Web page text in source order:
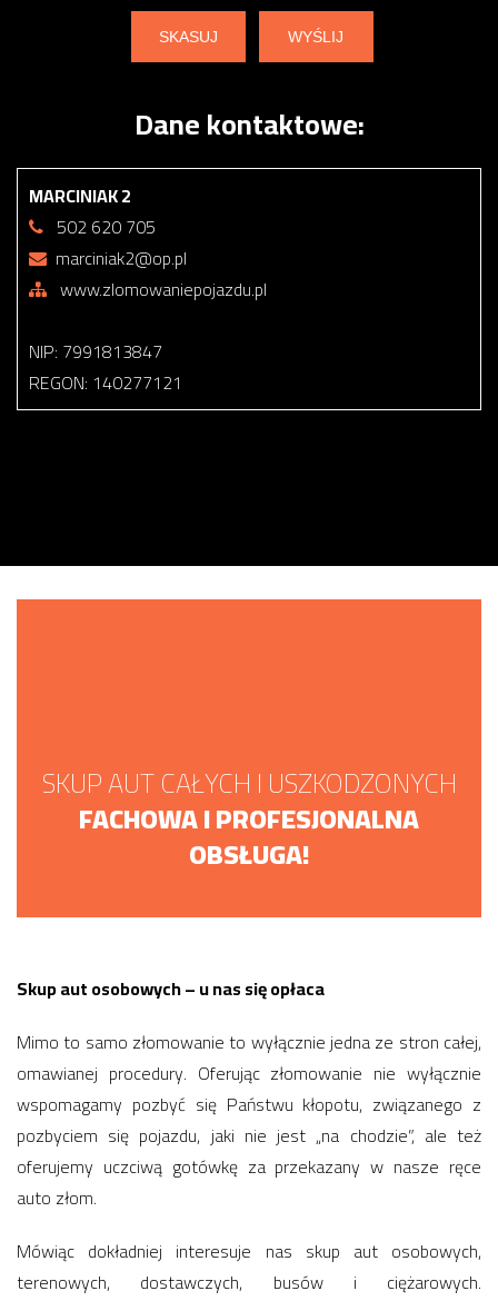
Dane kontaktowe:
MARCINIAK 2
502 620 705
marciniak2@op.pl
www.zlomowaniepojazdu.pl
NIP: 7991813847
REGON: 140277121
SKUP AUT CAŁYCH I USZKODZONYCH
FACHOWA I PROFESJONALNA
OBSŁUGA!
Skup aut osobowych – u nas się opłaca
Mimo to samo złomowanie to wyłącznie jedna ze stron całej,
omawianej procedury. Oferując złomowanie nie wyłącznie
wspomagamy pozbyć się Państwu kłopotu, związanego z
pozbyciem się pojazdu, jaki nie jest „na chodzie”, ale też
oferujemy uczciwą gotówkę za przekazany w nasze ręce
auto złom.
Mówiąc dokładniej interesuje nas skup aut osobowych,
terenowych, dostawczych, busów i ciężarowych.